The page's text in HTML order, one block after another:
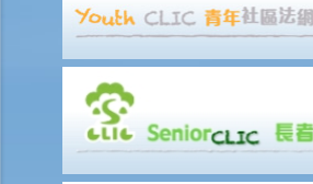
站的域名又如何？
25. 我从一个美国网站下载了一些图像。要决
根据美国的法例还是香港的法例？
26. 在未得到版权拥有人的同意下，将他人的
在网页内加入超连结(hyperlink)，浏览者可经
页），这样做是否合法？